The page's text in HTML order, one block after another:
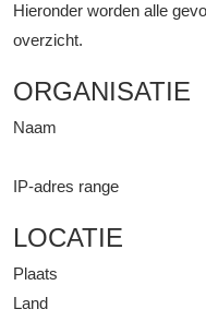
Hieronder worden alle
overzicht.
ORGANISATIE
Naam
IP-adres range
LOCATIE
Plaats
Land